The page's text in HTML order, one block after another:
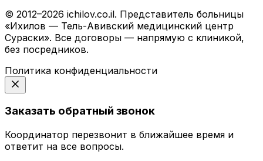
© 2012–2026 ichilov.co.il. Представитель больницы
«Ихилов — Тель-Авивский медицинский центр
Сураски». Все договоры — напрямую с клиникой,
без посредников.
Политика конфиденциальности
Заказать обратный звонок
Координатор перезвонит в ближайшее время и
ответит на все вопросы.